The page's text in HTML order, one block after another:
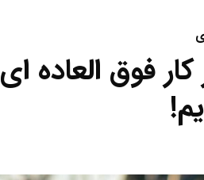
فوق العاده ای